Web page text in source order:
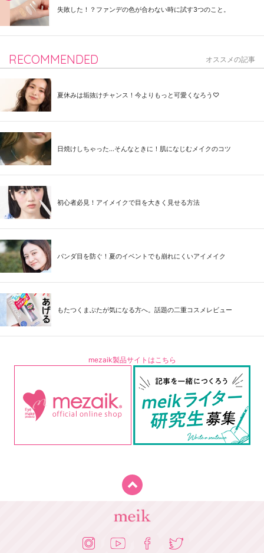
失敗した！？ファンデの色が合わない時に試す3つのこと。
RECOMMENDED オススメの記事
夏休みは垢抜けチャンス！今よりもっと可愛くなろう♡
日焼けしちゃった...そんなときに！肌になじむメイクのコツ
初心者必見！アイメイクで目を大きく見せる方法
パンダ目を防ぐ！夏のイベントでも崩れにくいアイメイク
もたつくまぶたが気になる方へ。話題の二重コスメレビュー
mezaik製品サイトはこちら